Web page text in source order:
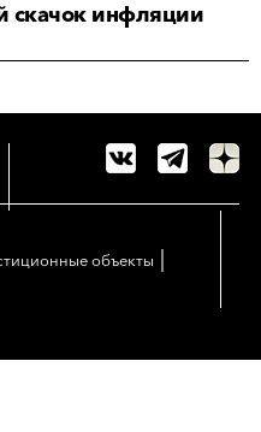
инфляции
объекты